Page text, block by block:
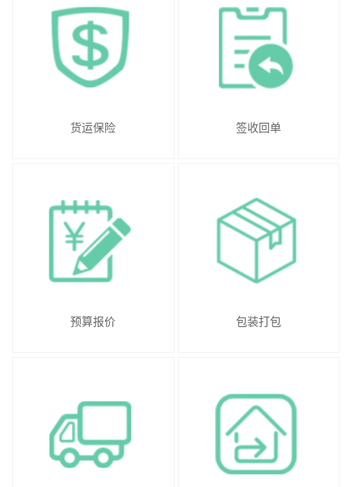
货运保险 签收回单
预算报价 包装打包